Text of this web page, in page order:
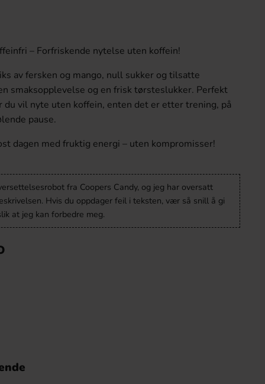
99.90 kr
Köp Köp
– Forfriskende nytelse uten koffein!
av fersken og mango, null sukker og tilsatte
smaksopplevelse og en frisk tørsteslukker. Perfekt
du vil nyte uten koffein, enten det er etter trening, på
pause.
dagen med fruktig energi – uten kompromisser!
fra Coopers Candy, og jeg har oversatt
Hvis du oppdager feil i teksten, vær så snill å gi
at jeg kan forbedre meg.